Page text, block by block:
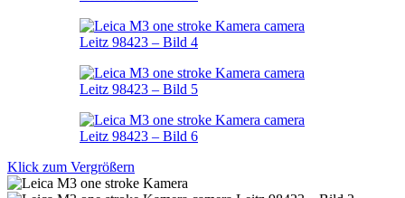
Klick zum Vergrößern